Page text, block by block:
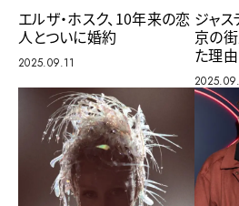
エルザ・ホスク、10年来の恋
人とついに婚約
2025.09.11
ジャス
京の
た理由